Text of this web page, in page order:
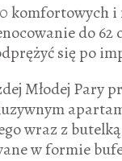
komfortowych
do 62
się po
Młodej Pary
wraz z
w formie